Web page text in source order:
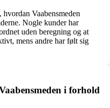
Vaabensmeden
Nogle kunder har
uden beregning og at
mens andre har følt sig
i forhold